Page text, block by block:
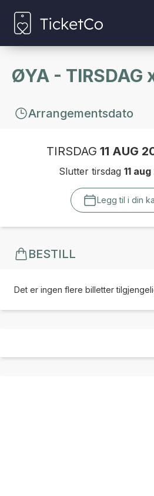
ØYA - TIRSDAG
Arrangementsdato
TIRSDAG 11 AUG
Slutter tirsdag 11
Legg til i din
BESTILL
Det er ingen flere billetter